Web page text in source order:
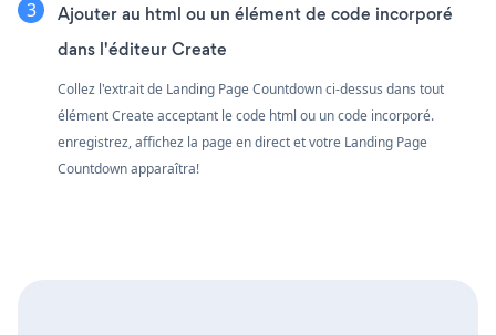
Ajouter au html ou un élément de code incorporé
dans l'éditeur Create
Collez l'extrait de Landing Page Countdown ci-dessus dans tout
élément Create acceptant le code html ou un code incorporé.
enregistrez, affichez la page en direct et votre Landing Page
Countdown apparaîtra!